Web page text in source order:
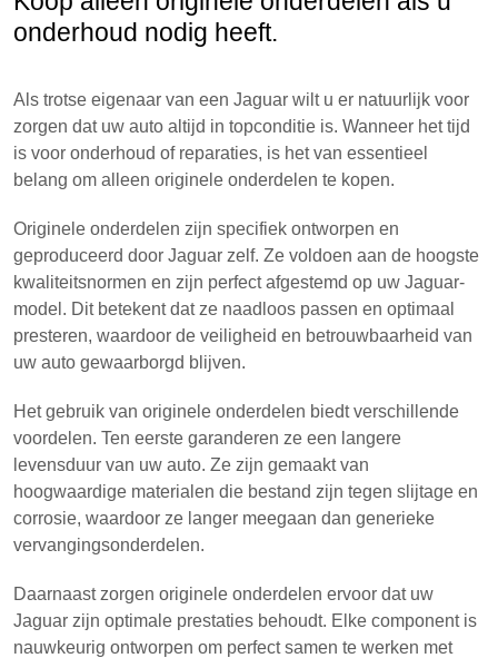
onderhoud nodig heeft.
Als trotse eigenaar van een Jaguar wilt u er natuurlijk voor
zorgen dat uw auto altijd in topconditie is. Wanneer het tijd
is voor onderhoud of reparaties, is het van essentieel
belang om alleen originele onderdelen te kopen.
Originele onderdelen zijn specifiek ontworpen en
geproduceerd door Jaguar zelf. Ze voldoen aan de hoogste
kwaliteitsnormen en zijn perfect afgestemd op uw Jaguar-
model. Dit betekent dat ze naadloos passen en optimaal
presteren, waardoor de veiligheid en betrouwbaarheid van
uw auto gewaarborgd blijven.
Het gebruik van originele onderdelen biedt verschillende
voordelen. Ten eerste garanderen ze een langere
levensduur van uw auto. Ze zijn gemaakt van
hoogwaardige materialen die bestand zijn tegen slijtage en
corrosie, waardoor ze langer meegaan dan generieke
vervangingsonderdelen.
Daarnaast zorgen originele onderdelen ervoor dat uw
Jaguar zijn optimale prestaties behoudt. Elke component is
nauwkeurig ontworpen om perfect samen te werken met